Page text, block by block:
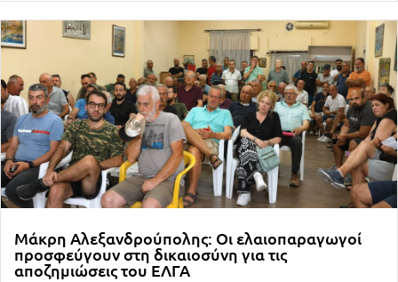
Μάκρη Αλεξανδρούπολης: Οι ελαιοπαραγωγοί
προσφεύγουν στη δικαιοσύνη για τις
αποζημιώσεις του ΕΛΓΑ